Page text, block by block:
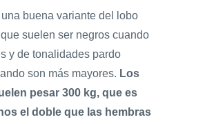
buena variante del lobo
suelen ser negros cuando
y de tonalidades pardo
son más mayores. Los
pesar 300 kg, que es
el doble que las hembras